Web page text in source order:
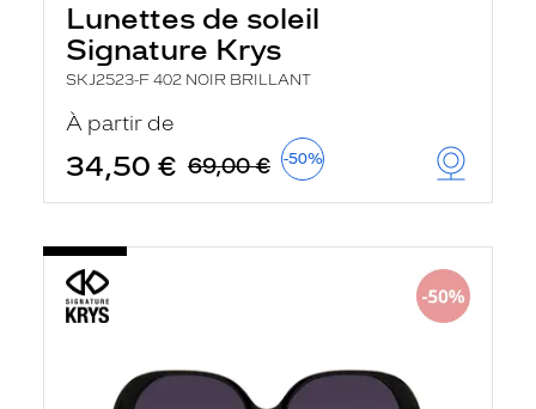
Lunettes de soleil
Signature Krys
SKJ2523-F 402 NOIR BRILLANT
À partir de
34,50 € 69,00 € -50%